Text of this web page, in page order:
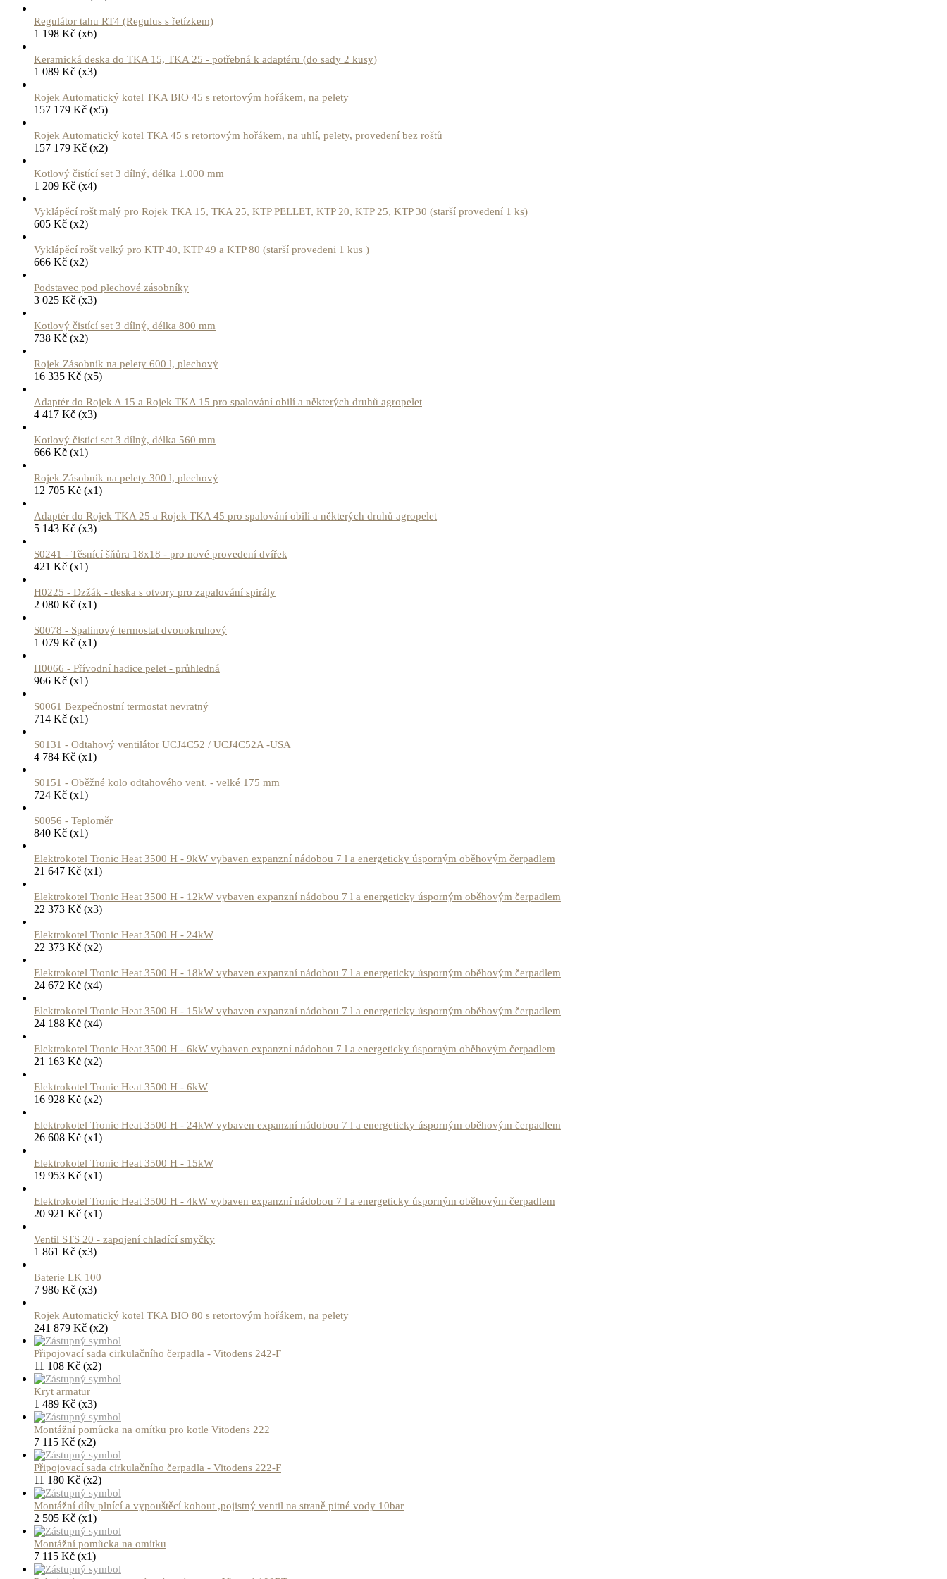
Regulátor tahu RT4 (Regulus s řetízkem)
1 198 Kč (x6)
Keramická deska do TKA 15, TKA 25 - potřebná k adaptéru (do sady 2 kusy)
1 089 Kč (x3)
Rojek Automatický kotel TKA BIO 45 s retortovým hořákem, na pelety
157 179 Kč (x5)
Rojek Automatický kotel TKA 45 s retortovým hořákem, na uhlí, pelety, provedení bez roštů
157 179 Kč (x2)
Kotlový čistící set 3 dílný, délka 1.000 mm
1 209 Kč (x4)
Vyklápěcí rošt malý pro Rojek TKA 15, TKA 25, KTP PELLET, KTP 20, KTP 25, KTP 30 (starší provedení 1 ks)
605 Kč (x2)
Vyklápěcí rošt velký pro KTP 40, KTP 49 a KTP 80 (starší provedeni 1 kus )
666 Kč (x2)
Podstavec pod plechové zásobníky
3 025 Kč (x3)
Kotlový čistící set 3 dílný, délka 800 mm
738 Kč (x2)
Rojek Zásobník na pelety 600 l, plechový
16 335 Kč (x5)
Adaptér do Rojek A 15 a Rojek TKA 15 pro spalování obilí a některých druhů agropelet
4 417 Kč (x3)
Kotlový čistící set 3 dílný, délka 560 mm
666 Kč (x1)
Rojek Zásobník na pelety 300 l, plechový
12 705 Kč (x1)
Adaptér do Rojek TKA 25 a Rojek TKA 45 pro spalování obilí a některých druhů agropelet
5 143 Kč (x3)
S0241 - Těsnící šňůra 18x18 - pro nové provedení dvířek
421 Kč (x1)
H0225 - Dzžák - deska s otvory pro zapalování spirály
2 080 Kč (x1)
S0078 - Spalinový termostat dvouokruhový
1 079 Kč (x1)
H0066 - Přívodní hadice pelet - průhledná
966 Kč (x1)
S0061 Bezpečnostní termostat nevratný
714 Kč (x1)
S0131 - Odtahový ventilátor UCJ4C52 / UCJ4C52A -USA
4 784 Kč (x1)
S0151 - Oběžné kolo odtahového vent. - velké 175 mm
724 Kč (x1)
S0056 - Teploměr
840 Kč (x1)
Elektrokotel Tronic Heat 3500 H - 9kW vybaven expanzní nádobou 7 l a energeticky úsporným oběhovým čerpadlem
21 647 Kč (x1)
Elektrokotel Tronic Heat 3500 H - 12kW vybaven expanzní nádobou 7 l a energeticky úsporným oběhovým čerpadlem
22 373 Kč (x3)
Elektrokotel Tronic Heat 3500 H - 24kW
22 373 Kč (x2)
Elektrokotel Tronic Heat 3500 H - 18kW vybaven expanzní nádobou 7 l a energeticky úsporným oběhovým čerpadlem
24 672 Kč (x4)
Elektrokotel Tronic Heat 3500 H - 15kW vybaven expanzní nádobou 7 l a energeticky úsporným oběhovým čerpadlem
24 188 Kč (x4)
Elektrokotel Tronic Heat 3500 H - 6kW vybaven expanzní nádobou 7 l a energeticky úsporným oběhovým čerpadlem
21 163 Kč (x2)
Elektrokotel Tronic Heat 3500 H - 6kW
16 928 Kč (x2)
Elektrokotel Tronic Heat 3500 H - 24kW vybaven expanzní nádobou 7 l a energeticky úsporným oběhovým čerpadlem
26 608 Kč (x1)
Elektrokotel Tronic Heat 3500 H - 15kW
19 953 Kč (x1)
Elektrokotel Tronic Heat 3500 H - 4kW vybaven expanzní nádobou 7 l a energeticky úsporným oběhovým čerpadlem
20 921 Kč (x1)
Ventil STS 20 - zapojení chladící smyčky
1 861 Kč (x3)
Baterie LK 100
7 986 Kč (x3)
Rojek Automatický kotel TKA BIO 80 s retortovým hořákem, na pelety
241 879 Kč (x2)
Připojovací sada cirkulačního čerpadla - Vitodens 242-F
11 108 Kč (x2)
Kryt armatur
1 489 Kč (x3)
Montážní pomůcka na omítku pro kotle Vitodens 222
7 115 Kč (x2)
Připojovací sada cirkulačního čerpadla - Vitodens 222-F
11 180 Kč (x2)
Montážní díly plnící a vypouštěcí kohout ,pojistný ventil na straně pitné vody 10bar
2 505 Kč (x1)
Montážní pomůcka na omítku
7 115 Kč (x1)